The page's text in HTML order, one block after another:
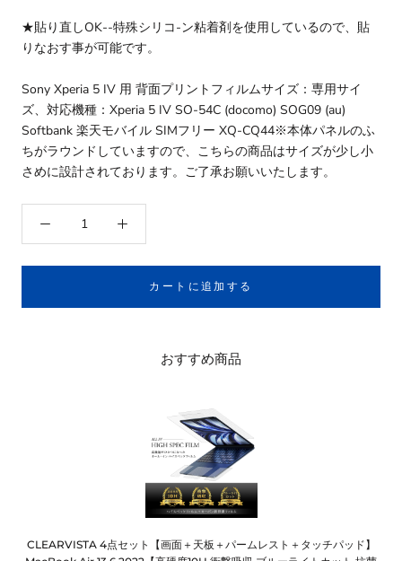
★貼り直しOK--特殊シリコ-ン粘着剤を使用しているので、貼
りなおす事が可能です。
Sony Xperia 5 IV 用 背面プリントフィルムサイズ：専用サイ
ズ、対応機種：Xperia 5 IV SO-54C (docomo) SOG09 (au)
Softbank 楽天モバイル SIMフリー XQ-CQ44※本体パネルのふ
ちがラウンドしていますので、こちらの商品はサイズが少し小
さめに設計されております。ご了承お願いいたします。
カートに追加する
おすすめ商品
CLEARVISTA 4点セット【画面＋天板＋パームレスト＋タッチパッド】